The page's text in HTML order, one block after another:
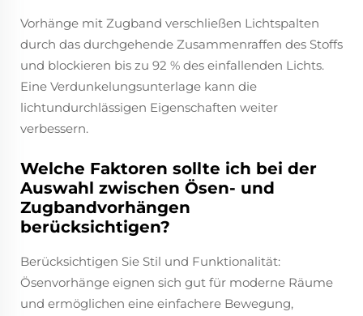
Vorhänge mit Zugband verschließen Lichtspalten
durch das durchgehende Zusammenraffen des Stoffs
und blockieren bis zu 92 % des einfallenden Lichts.
Eine Verdunkelungsunterlage kann die
lichtundurchlässigen Eigenschaften weiter
verbessern.
Welche Faktoren sollte ich bei der
Auswahl zwischen Ösen- und
Zugbandvorhängen
berücksichtigen?
Berücksichtigen Sie Stil und Funktionalität:
Ösenvorhänge eignen sich gut für moderne Räume
und ermöglichen eine einfachere Bewegung,